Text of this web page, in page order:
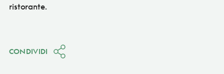
ristorante.
CONDIVIDI